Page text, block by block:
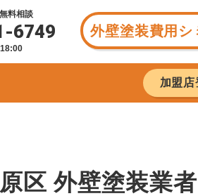
料相談
6749 外壁塗装費用シ
加盟店
区 外壁塗装業